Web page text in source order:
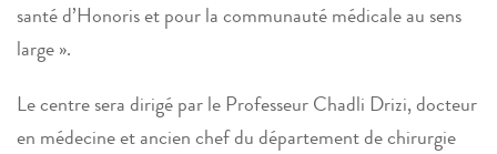
santé d’Honoris et pour la communauté médicale au sens
large ».
Le centre sera dirigé par le Professeur Chadli Drizi, docteur
en médecine et ancien chef du département de chirurgie